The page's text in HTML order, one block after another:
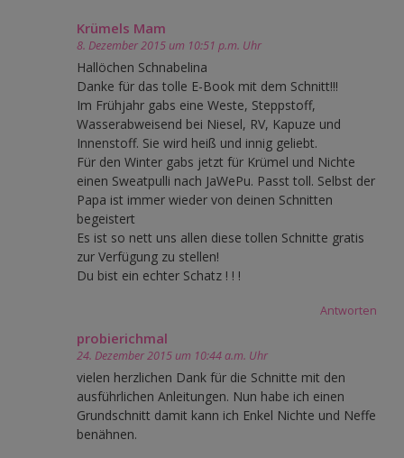
Krümels Mam
8. Dezember 2015 um 10:51 p.m. Uhr
Hallöchen Schnabelina
Danke für das tolle E-Book mit dem Schnitt!!!
Im Frühjahr gabs eine Weste, Steppstoff,
Wasserabweisend bei Niesel, RV, Kapuze und
Innenstoff. Sie wird heiß und innig geliebt.
Für den Winter gabs jetzt für Krümel und Nichte
einen Sweatpulli nach JaWePu. Passt toll. Selbst der
Papa ist immer wieder von deinen Schnitten
begeistert
Es ist so nett uns allen diese tollen Schnitte gratis
zur Verfügung zu stellen!
Du bist ein echter Schatz ! ! !
Antworten
probierichmal
24. Dezember 2015 um 10:44 a.m. Uhr
vielen herzlichen Dank für die Schnitte mit den
ausführlichen Anleitungen. Nun habe ich einen
Grundschnitt damit kann ich Enkel Nichte und Neffe
benähnen.